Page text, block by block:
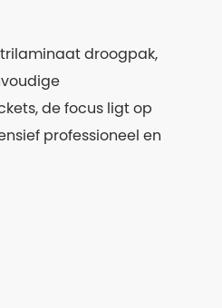
trilaminaat droogpak,
de focus ligt op
professioneel en